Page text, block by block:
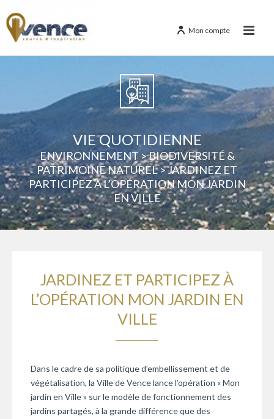
Mon compte
VIE QUOTIDIENNE
ENVIRONNEMENT> BIODIVERSITÉ &
PATRIMOINE NATUREL > JARDINEZ ET
PARTICIPEZ À L’OPÉRATION MON JARDIN
EN VILLE
JARDINEZ ET PARTICIPEZ À
L’OPÉRATION MON JARDIN EN
VILLE
Dans le cadre de sa politique d’embellissement et de
végétalisation, la Ville de Vence lance l’opération « Mon
jardin en Ville » sur le modèle de fonctionnement des
jardins partagés, à la grande différence que des